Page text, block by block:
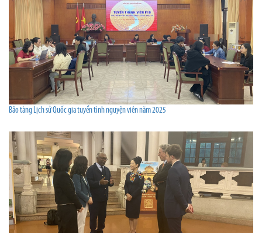
Bảo tàng Lịch sử Quốc gia tuyển tình nguyện viên năm 2025